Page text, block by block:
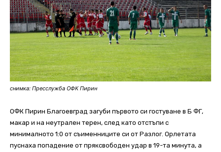
снимка: Пресслужба ОФК Пирин
ОФК Пирин Благоевград загуби първото си гостуване в Б ФГ,
макар и на неутрален терен, след като отстъпи с
минималното 1:0 от съименниците си от Разлог. Орлетата
пуснаха попадение от пряксвободен удар в 19-та минута, а